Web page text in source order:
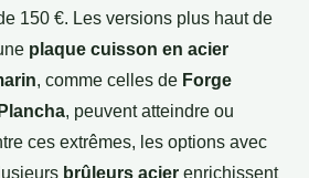
150 €. Les versions plus haut de
plaque cuisson en acier
, comme celles de Forge
, peuvent atteindre ou
ces extrêmes, les options avec
brûleurs acier enrichissent